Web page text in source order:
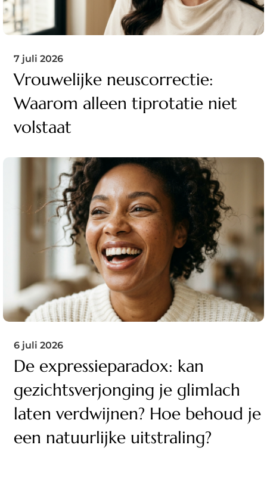
7 juli 2026
Vrouwelijke neuscorrectie:
Waarom alleen tiprotatie niet
volstaat
6 juli 2026
De expressieparadox: kan
gezichtsverjonging je glimlach
laten verdwijnen? Hoe behoud je
een natuurlijke uitstraling?